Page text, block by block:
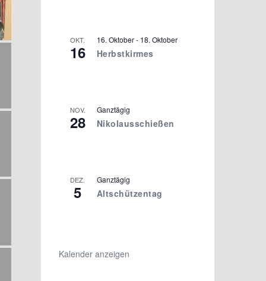
OKT.
16
16. Oktober- 18. Oktober
Herbstkirmes
NOV.
28
Ganztägig
Nikolausschießen
DEZ.
5
Ganztägig
Altschützentag
Kalender anzeigen